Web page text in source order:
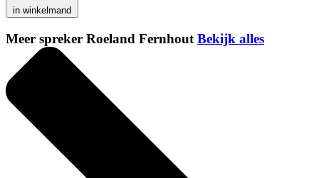
in winkelmand
Meer spreker Roeland Fernhout Bekijk alles